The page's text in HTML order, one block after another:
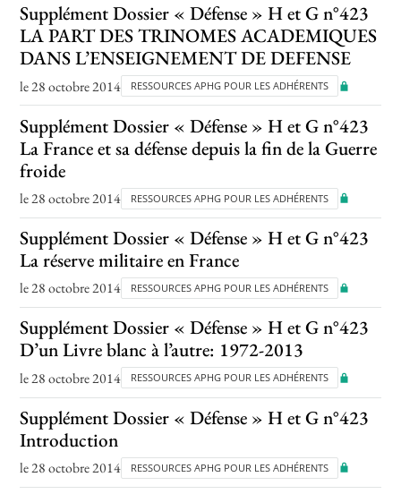
Supplément Dossier « Défense » H et G n°423
LA PART DES TRINOMES ACADEMIQUES
DANS L’ENSEIGNEMENT DE DEFENSE
le 28 octobre 2014 RESSOURCES APHG POUR LES ADHÉRENTS
Supplément Dossier « Défense » H et G n°423
La France et sa défense depuis la fin de la Guerre
froide
le 28 octobre 2014 RESSOURCES APHG POUR LES ADHÉRENTS
Supplément Dossier « Défense » H et G n°423
La réserve militaire en France
le 28 octobre 2014 RESSOURCES APHG POUR LES ADHÉRENTS
Supplément Dossier « Défense » H et G n°423
D’un Livre blanc à l’autre: 1972-2013
le 28 octobre 2014 RESSOURCES APHG POUR LES ADHÉRENTS
Supplément Dossier « Défense » H et G n°423
Introduction
le 28 octobre 2014 RESSOURCES APHG POUR LES ADHÉRENTS